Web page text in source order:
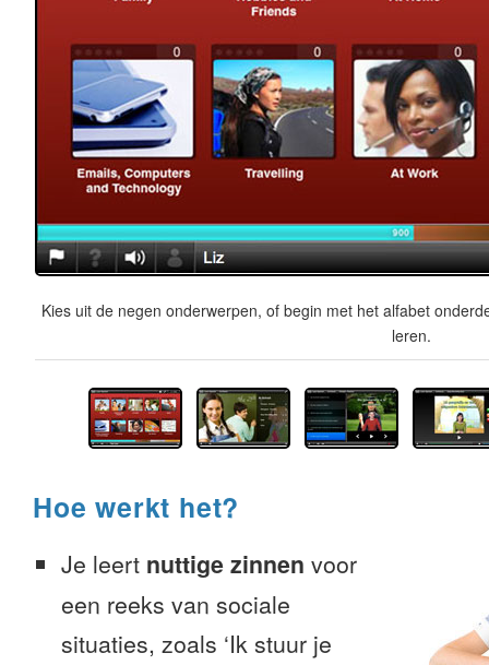
Kies uit de negen onderwerpen, of begin met het alfabet
leren.
Hoe werkt het?
Je leert nuttige zinnen voor
een reeks van sociale
situaties, zoals ‘Ik stuur je